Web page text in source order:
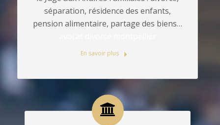
séparation, résidence des enfants,
pension alimentaire, partage des biens…
En savoir plus